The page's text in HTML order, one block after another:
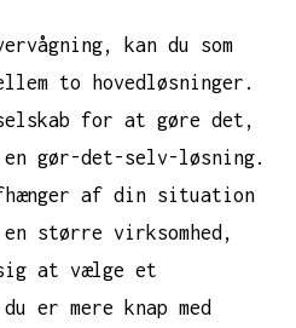
kan du som
to hovedløsninger.
for at gøre det,
gør-det-selv-løsning.
af din situation
større virksomhed,
at vælge et
er mere knap med